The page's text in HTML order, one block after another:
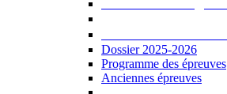
Dossier 2025-2026
Programme des épreuves
Anciennes épreuves